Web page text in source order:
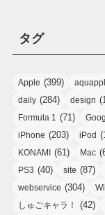
タグ
Apple (399)
daily (284) design
Formula 1 (71)
iPhone (203) iPod
KONAMI (61) Mac
PS3 (40) site (87)
webservice (304)
しゅごキャラ！ (42)